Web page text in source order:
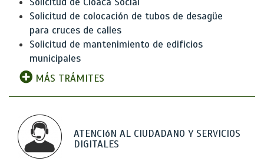
Solicitud de colocación de tubos de desagüe
para cruces de calles
Solicitud de mantenimiento de edificios
municipales
MÁS TRÁMITES
ATENCIóN AL CIUDADANO Y SERVICIOS
DIGITALES